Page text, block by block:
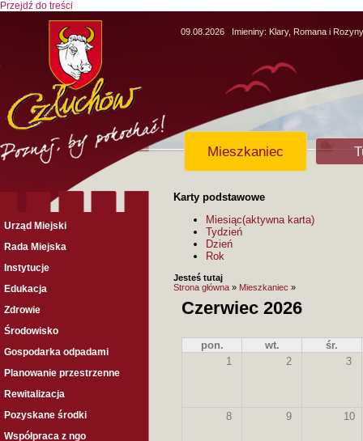
Przejdź do treści
09.08.2026 Imieniny: Klary, Romana i Rozyny
Mieszkaniec
Urząd Miejski
Rada Miejska
Instytucje
Edukacja
Zdrowie
Środowisko
Gospodarka odpadami
Planowanie przestrzenne
Rewitalizacja
Pozyskane środki
Współpraca z ngo
Karty podstawowe
Miesiąc(aktywna karta)
Tydzień
Dzień
Rok
Jesteś tutaj
Strona główna » Mieszkaniec »
Czerwiec 2026
pon. wt.
śr.
1
2 3
8 9 10